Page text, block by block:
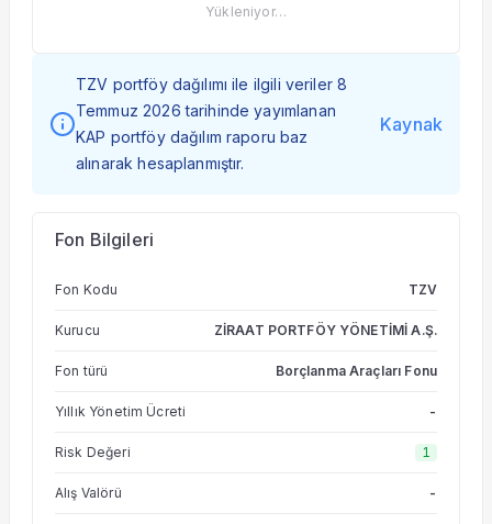
Yükleniyor…
TZV portföy dağılımı ile ilgili veriler 8
Temmuz 2026 tarihinde yayımlanan
KAP portföy dağılım raporu baz
alınarak hesaplanmıştır.
Kaynak
Fon Bilgileri
Fon Kodu TZV
Kurucu ZİRAAT PORTFÖY YÖNETİMİ A.Ş.
Fon türü Borçlanma Araçları Fonu
Yıllık Yönetim Ücreti -
Risk Değeri 1
Alış Valörü -